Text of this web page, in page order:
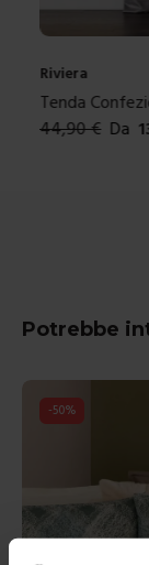
Riviera
Trapuntino In
109,90€ Da
Potrebbe
-50%